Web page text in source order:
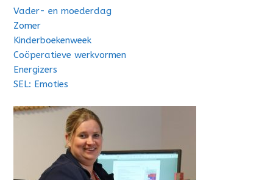
Vader- en moederdag
Zomer
Kinderboekenweek
Coöperatieve werkvormen
Energizers
SEL: Emoties